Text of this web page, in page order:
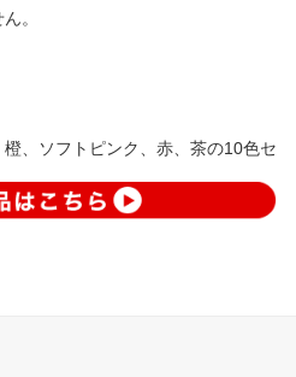
。
、ソフトピンク、赤、茶の10色セ